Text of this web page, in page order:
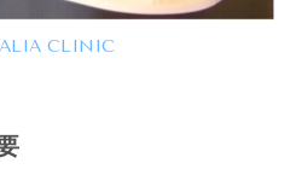
CLINIC